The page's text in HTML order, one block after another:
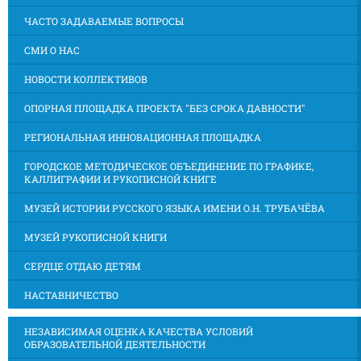
ЧАСТО ЗАДАВАЕМЫЕ ВОПРОСЫ
СМИ О НАС
НОВОСТИ КОЛЛЕКТИВОВ
ОПОРНАЯ ПЛОЩАДКА ПРОЕКТА "БЕЗ СРОКА ДАВНОСТИ"
РЕГИОНАЛЬНАЯ ИННОВАЦИОННАЯ ПЛОЩАДКА
ГОРОДСКОЕ МЕТОДИЧЕСКОЕ ОБЪЕДИНЕНИЕ ПО ГРАФИКЕ,
КАЛЛИГРАФИИ И РУКОПИСНОЙ КНИГЕ
МУЗЕЙ ИСТОРИИ РУССКОГО ЯЗЫКА ИМЕНИ О.Н. ТРУБАЧЁВА
МУЗЕЙ РУКОПИСНОЙ КНИГИ
СЕРДЦЕ ОТДАЮ ДЕТЯМ
НАСТАВНИЧЕСТВО
НЕЗАВИСИМАЯ ОЦЕНКА КАЧЕСТВА УСЛОВИЙ
ОБРАЗОВАТЕЛЬНОЙ ДЕЯТЕЛЬНОСТИ